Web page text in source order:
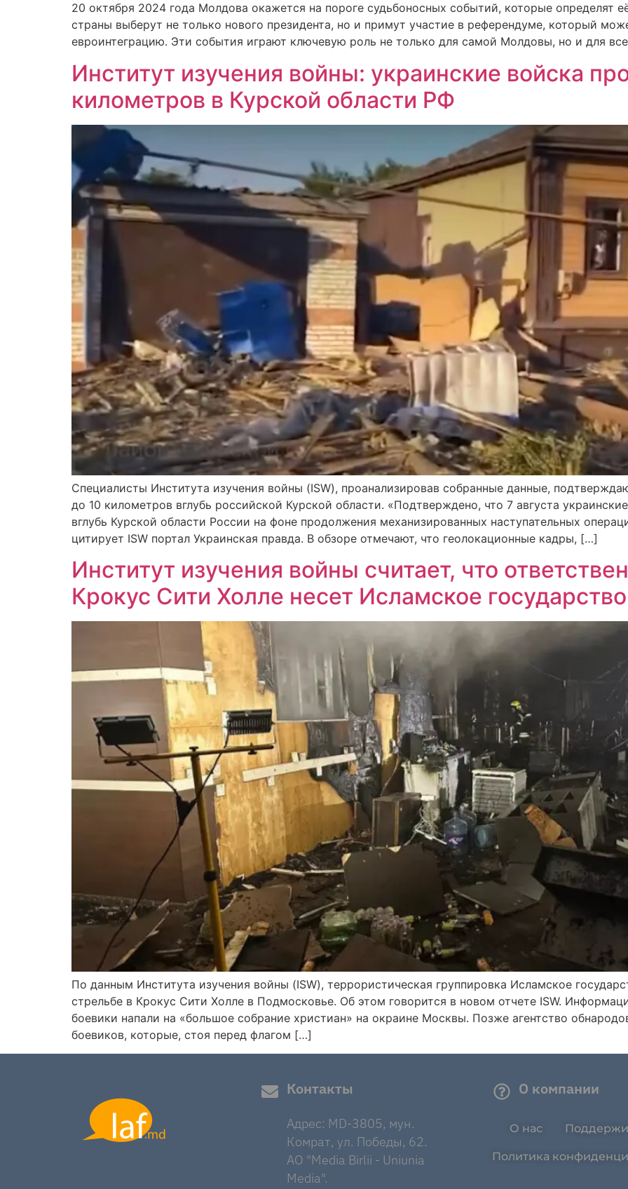
20 октября 2024 года Молдова окажется на пороге судьбоносных событий, которые определят
страны выберут не только нового президента, но и примут участие в референдуме, который
евроинтеграцию. Эти события играют ключевую роль не только для самой Молдовы, но и для
Институт изучения войны: украинские войска
километров в Курской области РФ
Специалисты Института изучения войны (ISW), проанализировав собранные данные,
до 10 километров вглубь российской Курской области. «Подтверждено, что 7 августа
вглубь Курской области России на фоне продолжения механизированных наступательных
цитирует ISW портал Украинская правда. В обзоре отмечают, что геолокационные кадры, […]
Институт изучения войны считает, что
Крокус Сити Холле несет Исламское государство
По данным Института изучения войны (ISW), террористическая группировка Исламское
стрельбе в Крокус Сити Холле в Подмосковье. Об этом говорится в новом отчете ISW.
боевики напали на «большое собрание христиан» на окраине Москвы. Позже агентство
боевиков, которые, стоя перед флагом […]
Контакты
Адрес: MD-3805, мун.
Комрат, ул. Победы, 62.
AO "Media Birlii - Uniunia
Media".
О компании
О нас
Политика